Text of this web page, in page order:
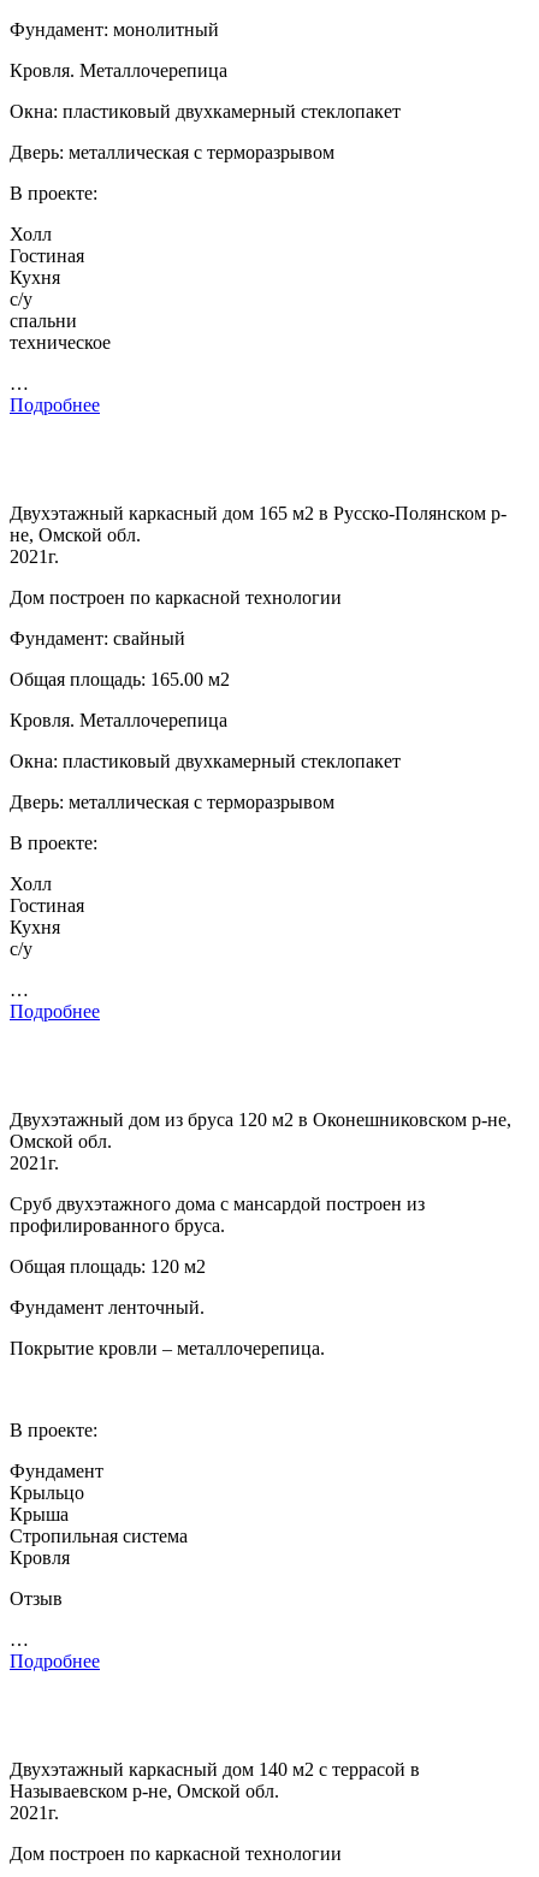
Фундамент: монолитный
Кровля. Металлочерепица
Окна: пластиковый двухкамерный стеклопакет
Дверь: металлическая с терморазрывом
В проекте:
Холл
Гостиная
Кухня
с/у
спальни
техническое
…
Подробнее
Двухэтажный каркасный дом 165 м2 в Русско-Полянском р-
не, Омской обл.
2021г.
Дом построен по каркасной технологии
Фундамент: свайный
Общая площадь: 165.00 м2
Кровля. Металлочерепица
Окна: пластиковый двухкамерный стеклопакет
Дверь: металлическая с терморазрывом
В проекте:
Холл
Гостиная
Кухня
с/у
…
Подробнее
Двухэтажный дом из бруса 120 м2 в Оконешниковском р-не,
Омской обл.
2021г.
Сруб двухэтажного дома с мансардой построен из
профилированного бруса.
Общая площадь: 120 м2
Фундамент ленточный.
Покрытие кровли – металлочерепица.
В проекте:
Фундамент
Крыльцо
Крыша
Стропильная система
Кровля
Отзыв
…
Подробнее
Двухэтажный каркасный дом 140 м2 с террасой в
Называевском р-не, Омской обл.
2021г.
Дом построен по каркасной технологии